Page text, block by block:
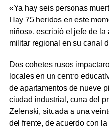
«Ya hay seis personas
Hay 75 heridos en este
niños», escribió el jefe de la
militar regional en su canal
Dos cohetes rusos
locales en un centro
de apartamentos de nueve
ciudad industrial, cuna del
Zelenski, situada a una
del frente, de acuerdo con